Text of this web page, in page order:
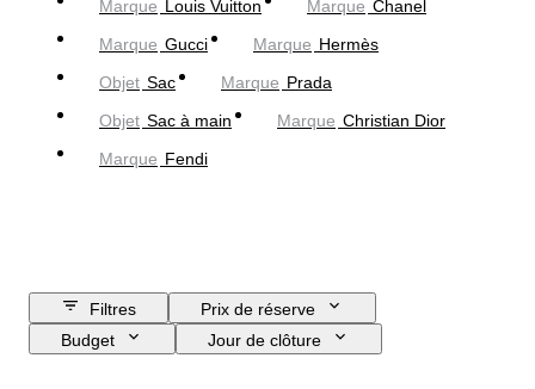
Marque Louis Vuitton Marque Chanel
Marque Gucci Marque Hermès
Objet Sac Marque Prada
Objet Sac à main Marque Christian Dior
Marque Fendi
Filtres
Prix de réserve
Budget
Jour de clôture